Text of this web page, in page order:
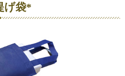
げ袋*